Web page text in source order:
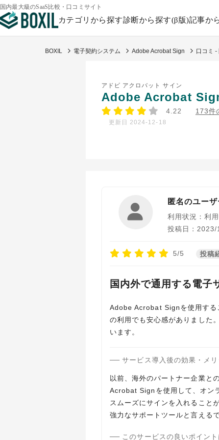
国内最大級のSaaS比較・口コミサイト
カテゴリから探す診断から探す(β版)記事か
BOXIL 電子契約システム Adobe Acrobat Sign 口コミ -
アドビ アクロバット サイン
Adobe Acrobat
4.22 173件
更新日 2024-12-18
匿名のユーザ
利用状況：利用
投稿日：
5/5 投稿
国内外で通用する電子
Adobe Acrobat Signを使用する
の利用でも安心感がありました
います。
サービス導入後の効果・メ
以前、海外のパートナー企業と
Acrobat Signを使用して、オン
スムーズにサインを入れること
強力なサポートツールと言える
このサービスの良いポイン